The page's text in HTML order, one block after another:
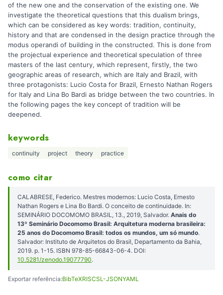
of the new one and the conservation of the existing one. We
investigate the theoretical questions that this dualism brings,
which can be considered as key words: tradition, continuity,
history and that are condensed in the design practice through the
modus operandi of building in the constructed. This is done from
the projectual experience and theoretical speculation of three
masters of the last century, which represent, firstly, the two
geographic areas of research, which are Italy and Brazil, with
three protagonists: Lucio Costa for Brazil, Ernesto Nathan Rogers
for Italy and Lina Bo Bardi as bridge between the two countries. In
the following pages the key concept of tradition will be
deepened.
keywords
continuity project theory practice
como citar
CALABRESE, Federico. Mestres modernos: Lucio Costa, Ernesto
Nathan Rogers e Lina Bo Bardi. O conceito de continuidade. In:
SEMINÁRIO DOCOMOMO BRASIL, 13., 2019, Salvador. Anais do
13º Seminário Docomomo Brasil: Arquitetura moderna brasileira:
25 anos do Docomomo Brasil: todos os mundos, um só mundo.
Salvador: Instituto de Arquitetos do Brasil, Departamento da Bahia,
2019. p. 1-15. ISBN 978-85-66843-06-4. DOI:
10.5281/zenodo.19077790.
Exportar referência:BibTeXRISCSL-JSONYAML